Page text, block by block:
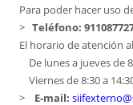
Para poder hacer uso
> Teléfono:
El horario de atención
De lunes a jueves de
Viernes de 8:30 a
>
E-mail: